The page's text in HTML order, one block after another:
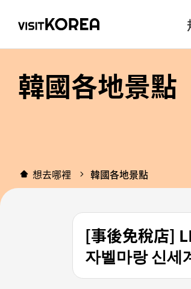
韓國各地景點
想去哪裡 韓國各地景點
[事後免稅店]
자벨마랑 신세